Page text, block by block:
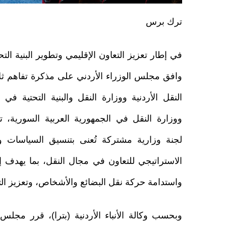
ترك برس
في إطار تعزيز التعاون الإقليمي وتطوير البنية
وافق مجلس الوزراء الأردني على مذكرة تفاهم
النقل الأردنية ووزارة النقل والبنية التحتية
ووزارة النقل في الجمهورية العربية
لجنة وزارية مشتركة تُعنى بتنسيق السياسات
الاستراتيجي للتعاون في مجال النقل، بما يهدف
واستدامة حركة نقل البضائع والأشخاص، وتعزيز
وبحسب وكالة الأنباء الأردنية (بترا)، قرر